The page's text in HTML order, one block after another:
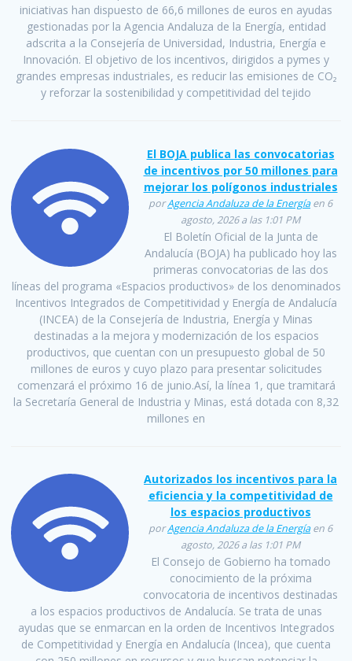
iniciativas han dispuesto de 66,6 millones de euros en ayudas
gestionadas por la Agencia Andaluza de la Energía, entidad
adscrita a la Consejería de Universidad, Industria, Energía e
Innovación. El objetivo de los incentivos, dirigidos a pymes y
grandes empresas industriales, es reducir las emisiones de CO₂
y reforzar la sostenibilidad y competitividad del tejido
El BOJA publica las convocatorias
de incentivos por 50 millones para
mejorar los polígonos industriales
porAgencia Andaluza de la Energíaen 6
agosto, 2026 a las 1:01 PM
El Boletín Oficial de la Junta de
Andalucía (BOJA) ha publicado hoy las
primeras convocatorias de las dos
líneas del programa «Espacios productivos» de los denominados
Incentivos Integrados de Competitividad y Energía de Andalucía
(INCEA) de la Consejería de Industria, Energía y Minas
destinadas a la mejora y modernización de los espacios
productivos, que cuentan con un presupuesto global de 50
millones de euros y cuyo plazo para presentar solicitudes
comenzará el próximo 16 de junio.Así, la línea 1, que tramitará
la Secretaría General de Industria y Minas, está dotada con 8,32
millones en
Autorizados los incentivos para la
eficiencia y la competitividad de
los espacios productivos
porAgencia Andaluza de la Energíaen 6
agosto, 2026 a las 1:01 PM
El Consejo de Gobierno ha tomado
conocimiento de la próxima
convocatoria de incentivos destinadas
a los espacios productivos de Andalucía. Se trata de unas
ayudas que se enmarcan en la orden de Incentivos Integrados
de Competitividad y Energía en Andalucía (Incea), que cuenta